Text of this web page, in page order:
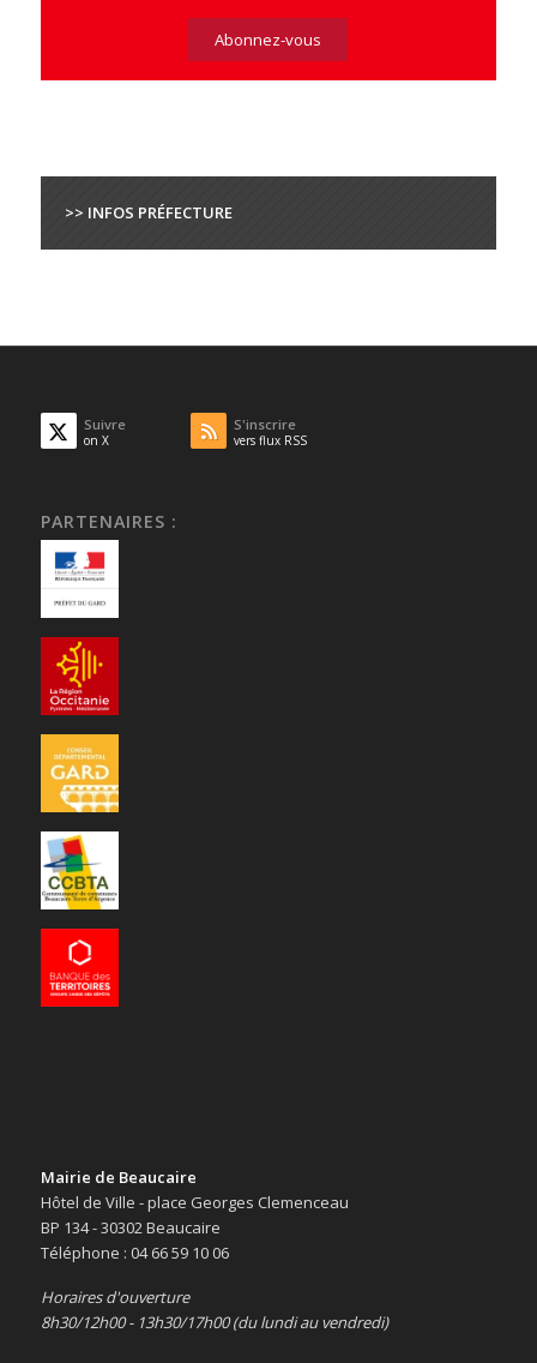
>> INFOS PRÉFECTURE
Suivre
on X
S'inscrire
vers flux RSS
PARTENAIRES :
Mairie de Beaucaire
Hôtel de Ville - place Georges Clemenceau
BP 134 - 30302 Beaucaire
Téléphone : 04 66 59 10 06
Horaires d'ouverture
8h30/12h00 - 13h30/17h00 (du lundi au vendredi)